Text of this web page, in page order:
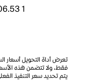
1
تعرض أداة التحويل أسعار
فقط، ولا تتضمن هذه
يتم تحديد سعر التنفيذ